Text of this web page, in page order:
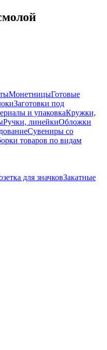
МонетницыГотовые
Заготовки под
и упаковкаКружки,
Ручки, линейкиОбложки
Сувениры со
товаров по видам
для значковЗакатные